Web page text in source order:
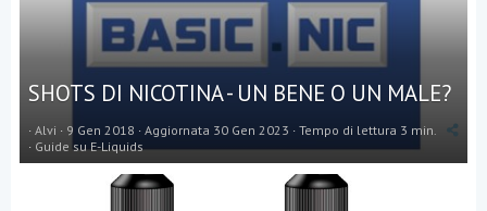
SHOTS DI NICOTINA - UN BENE O UN MALE?
Alvi 9 Gen 2018 Aggiornata 30 Gen 2023
Tempo di lettura 3 min.
Guide su E-Liquids